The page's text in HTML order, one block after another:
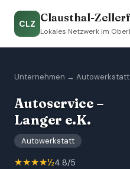
CLZ Clausthal-
Lokales Netzwerk im
Unternehmen → Autowerkstatt
Autoservice –
Langer e.K.
Autowerkstatt
★★★★½4.8/5